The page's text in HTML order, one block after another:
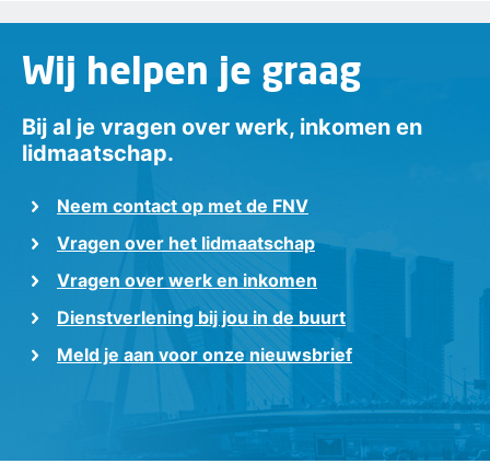
Wij helpen je graag
Bij al je vragen over werk, inkomen en
lidmaatschap.
Neem contact op met de FNV
Vragen over het lidmaatschap
Vragen over werk en inkomen
Dienstverlening bij jou in de buurt
Meld je aan voor onze nieuwsbrief